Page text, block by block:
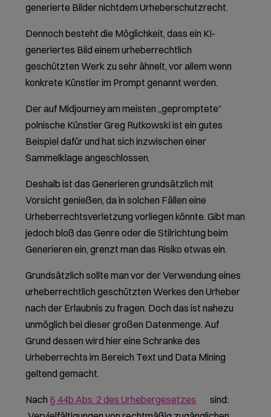
generierte Bilder nichtdem Urheberschutzrecht.
Dennoch besteht die Möglichkeit, dass ein KI-
generiertes Bild einem urheberrechtlich
geschützten Werk zu sehr ähnelt, vor allem wenn
konkrete Künstler im Prompt genannt werden.
Der auf Midjourney am meisten „gepromptete“
polnische Künstler Greg Rutkowski ist ein gutes
Beispiel dafür und hat sich inzwischen einer
Sammelklage angeschlossen.
Deshalb ist das Generieren grundsätzlich mit
Vorsicht genießen, da in solchen Fällen eine
Urheberrechtsverletzung vorliegen könnte. Gibt man
jedoch bloß das Genre oder die Stilrichtung beim
Generieren ein, grenzt man das Risiko etwas ein.
Grundsätzlich sollte man vor der Verwendung eines
urheberrechtlich geschützten Werkes den Urheber
nach der Erlaubnis zu fragen. Doch das ist nahezu
unmöglich bei dieser großen Datenmenge. Auf
Grund dessen wird hier eine Schranke des
Urheberrechts im Bereich Text und Data Mining
geltend gemacht.
Nach§ 44b Abs. 2 des Urhebergesetzes
sind: